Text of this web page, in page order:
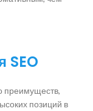
SEO
преимуществ,
позиций в